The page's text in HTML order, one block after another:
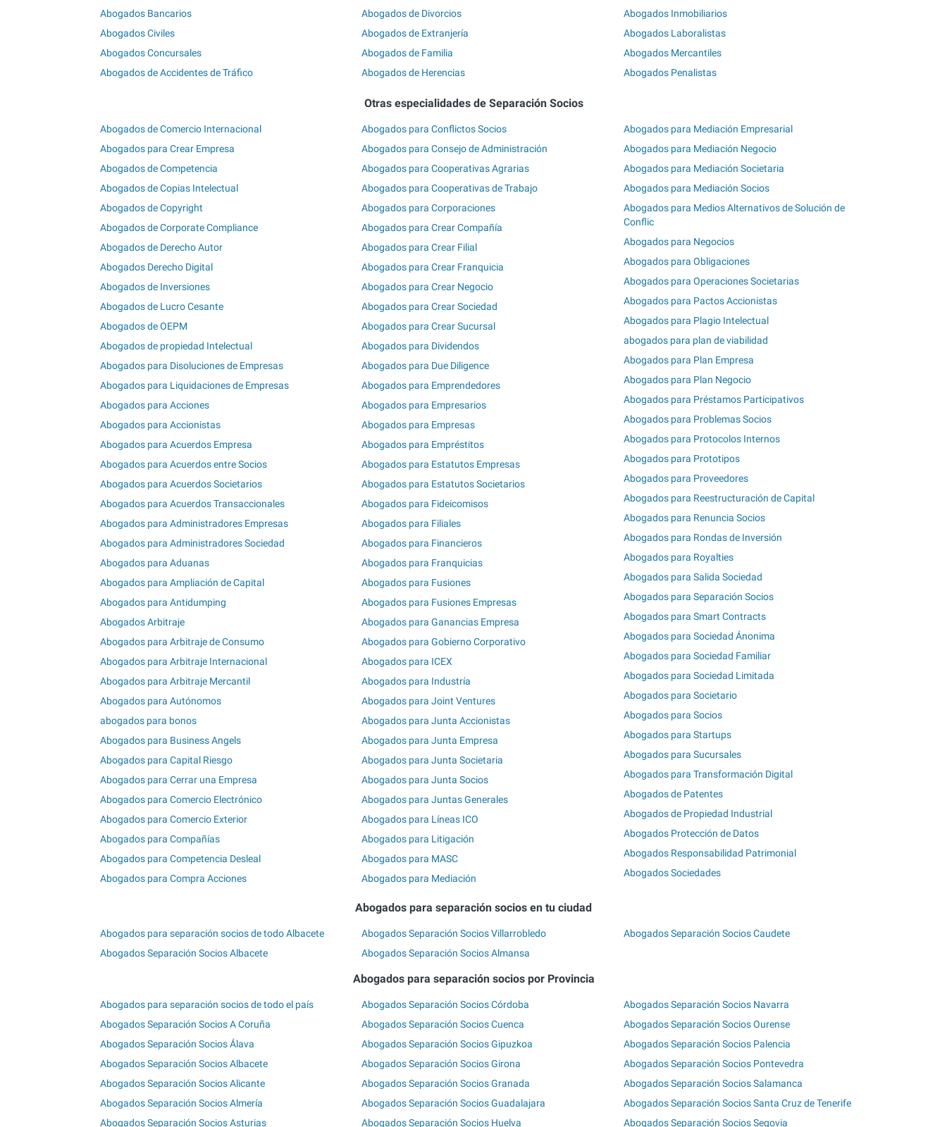
Abogados Bancarios
Abogados Civiles
Abogados Concursales
Abogados de Accidentes de Tráfico
Abogados de Divorcios
Abogados de Extranjería
Abogados de Familia
Abogados de Herencias
Abogados Inmobiliarios
Abogados Laboralistas
Abogados Mercantiles
Abogados Penalistas
Otras especialidades de Separación Socios
Abogados de Comercio Internacional
Abogados para Crear Empresa
Abogados de Competencia
Abogados de Copias Intelectual
Abogados de Copyright
Abogados de Corporate Compliance
Abogados de Derecho Autor
Abogados Derecho Digital
Abogados de Inversiones
Abogados de Lucro Cesante
Abogados de OEPM
Abogados de propiedad Intelectual
Abogados para Disoluciones de Empresas
Abogados para Liquidaciones de Empresas
Abogados para Acciones
Abogados para Accionistas
Abogados para Acuerdos Empresa
Abogados para Acuerdos entre Socios
Abogados para Acuerdos Societarios
Abogados para Acuerdos Transaccionales
Abogados para Administradores Empresas
Abogados para Administradores Sociedad
Abogados para Aduanas
Abogados para Ampliación de Capital
Abogados para Antidumping
Abogados Arbitraje
Abogados para Arbitraje de Consumo
Abogados para Arbitraje Internacional
Abogados para Arbitraje Mercantil
Abogados para Autónomos
abogados para bonos
Abogados para Business Angels
Abogados para Capital Riesgo
Abogados para Cerrar una Empresa
Abogados para Comercio Electrónico
Abogados para Comercio Exterior
Abogados para Compañías
Abogados para Competencia Desleal
Abogados para Compra Acciones
Abogados para Conflictos Socios
Abogados para Consejo de Administración
Abogados para Cooperativas Agrarias
Abogados para Cooperativas de Trabajo
Abogados para Corporaciones
Abogados para Crear Compañía
Abogados para Crear Filial
Abogados para Crear Franquicia
Abogados para Crear Negocio
Abogados para Crear Sociedad
Abogados para Crear Sucursal
Abogados para Dividendos
Abogados para Due Diligence
Abogados para Emprendedores
Abogados para Empresarios
Abogados para Empresas
Abogados para Empréstitos
Abogados para Estatutos Empresas
Abogados para Estatutos Societarios
Abogados para Fideicomisos
Abogados para Filiales
Abogados para Financieros
Abogados para Franquicias
Abogados para Fusiones
Abogados para Fusiones Empresas
Abogados para Ganancias Empresa
Abogados para Gobierno Corporativo
Abogados para ICEX
Abogados para Industría
Abogados para Joint Ventures
Abogados para Junta Accionistas
Abogados para Junta Empresa
Abogados para Junta Societaria
Abogados para Junta Socios
Abogados para Juntas Generales
Abogados para Líneas ICO
Abogados para Litigación
Abogados para MASC
Abogados para Mediación
Abogados para Mediación Empresarial
Abogados para Mediación Negocio
Abogados para Mediación Societaria
Abogados para Mediación Socios
Abogados para Medios Alternativos de Solución de
Conflic
Abogados para Negocios
Abogados para Obligaciones
Abogados para Operaciones Societarias
Abogados para Pactos Accionistas
Abogados para Plagio Intelectual
abogados para plan de viabilidad
Abogados para Plan Empresa
Abogados para Plan Negocio
Abogados para Préstamos Participativos
Abogados para Problemas Socios
Abogados para Protocolos Internos
Abogados para Prototipos
Abogados para Proveedores
Abogados para Reestructuración de Capital
Abogados para Renuncia Socios
Abogados para Rondas de Inversión
Abogados para Royalties
Abogados para Salida Sociedad
Abogados para Separación Socios
Abogados para Smart Contracts
Abogados para Sociedad Ánonima
Abogados para Sociedad Familiar
Abogados para Sociedad Limitada
Abogados para Societario
Abogados para Socios
Abogados para Startups
Abogados para Sucursales
Abogados para Transformación Digital
Abogados de Patentes
Abogados de Propiedad Industrial
Abogados Protección de Datos
Abogados Responsabilidad Patrimonial
Abogados Sociedades
Abogados para separación socios en tu ciudad
Abogados para separación socios de todo Albacete
Abogados Separación Socios Albacete
Abogados Separación Socios Villarrobledo
Abogados Separación Socios Almansa
Abogados Separación Socios Caudete
Abogados para separación socios por Provincia
Abogados para separación socios de todo el país
Abogados Separación Socios A Coruña
Abogados Separación Socios Álava
Abogados Separación Socios Albacete
Abogados Separación Socios Alicante
Abogados Separación Socios Almería
Abogados Separación Socios Asturias
Abogados Separación Socios Córdoba
Abogados Separación Socios Cuenca
Abogados Separación Socios Gipuzkoa
Abogados Separación Socios Girona
Abogados Separación Socios Granada
Abogados Separación Socios Guadalajara
Abogados Separación Socios Huelva
Abogados Separación Socios Navarra
Abogados Separación Socios Ourense
Abogados Separación Socios Palencia
Abogados Separación Socios Pontevedra
Abogados Separación Socios Salamanca
Abogados Separación Socios Santa Cruz de Tenerife
Abogados Separación Socios Segovia